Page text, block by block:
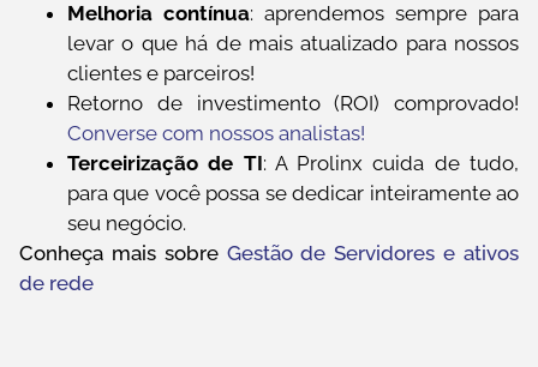
Melhoria contínua: aprendemos sempre para
levar o que há de mais atualizado para nossos
clientes e parceiros!
Retorno de investimento (ROI) comprovado!
Converse com nossos analistas!
Terceirização de TI: A Prolinx cuida de tudo,
para que você possa se dedicar inteiramente ao
seu negócio.
Conheça mais sobre Gestão de Servidores e ativos
de rede